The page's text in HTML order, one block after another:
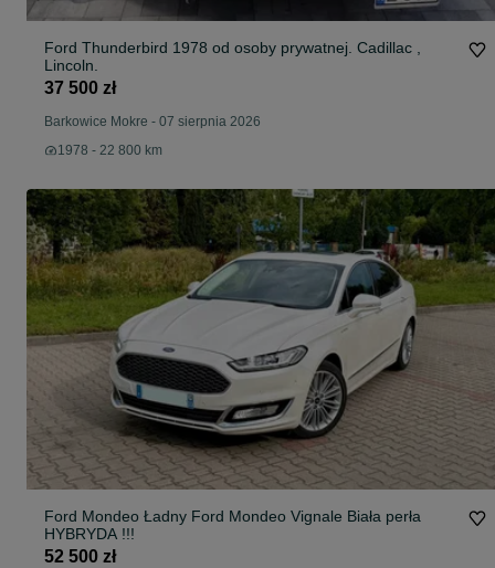
Ford Thunderbird 1978 od osoby prywatnej. Cadillac ,
Lincoln.
37 500 zł
Barkowice Mokre - 07 sierpnia 2026
1978 - 22 800 km
Ford Mondeo Ładny Ford Mondeo Vignale Biała perła
HYBRYDA !!!
52 500 zł